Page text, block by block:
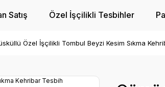
Satış Özel İşçilikli Tesbihler
Özel İşçilikli Tombul Beyzi Kesim Sıkma